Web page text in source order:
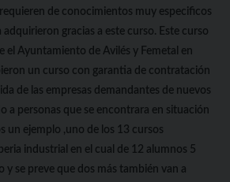
de conocimientos muy especificos
adquirieron gracias a este curso. Este curso
el Ayuntamiento de Avilés y Femetal en
un curso con garantia de contratación
de las empresas demandantes de nuevos
a personas que se encontrara en situación
un ejemplo ,uno de los 13 cursos
industrial en el cual de 12 alumnos 5
se preve que dos más también van a